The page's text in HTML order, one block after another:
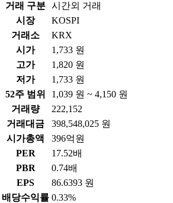
거래 구분 시간외 거래
시장
KOSPI
거래소
KRX
시가
1,733 원
고가
1,820 원
저가
1,733 원
52주 범위
1,039 원 ~ 4,150 원
거래량
222,152
거래대금
398,548,025 원
시가총액
396억원
PER
17.52배
PBR
0.74배
EPS
86.6393 원
배당수익률 0.33%